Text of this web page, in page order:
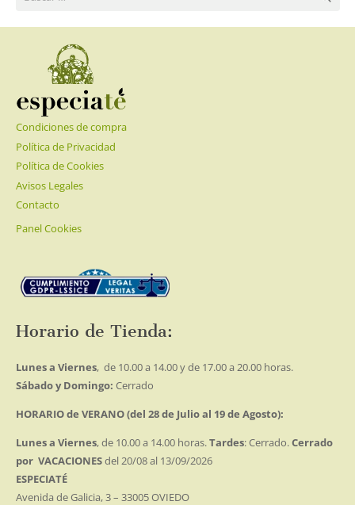
Condiciones de compra
Política de Privacidad
Política de Cookies
Avisos Legales
Contacto
Panel Cookies
Horario de Tienda:
Lunes a Viernes, de 10.00 a 14.00 y de 17.00 a 20.00 horas.
Sábado y Domingo: Cerrado
HORARIO de VERANO (del 28 de Julio al 19 de Agosto):
Lunes a Viernes, de 10.00 a 14.00 horas.Tardes: Cerrado.Cerrado
por VACACIONESdel 20/08 al 13/09/2026
ESPECIATÉ
Avenida de Galicia, 3 – 33005 OVIEDO